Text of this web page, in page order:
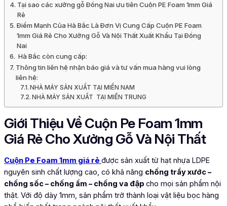
Tại sao các xưởng gỗ Đồng Nai ưu tiên Cuộn PE Foam 1mm Giá
Rẻ
Điểm Mạnh Của Hà Bắc Là Đơn Vị Cung Cấp Cuộn PE Foam
1mm Giá Rẻ Cho Xưởng Gỗ Và Nội Thất Xuất Khẩu Tại Đồng
Nai
Hà Bắc còn cung cấp:
Thông tin liên hệ nhận báo giá và tư vấn mua hàng vui lòng
liên hệ:
NHÀ MÁY SẢN XUẤT TẠI MIỀN NAM
NHÀ MÁY SẢN XUẤT TẠI MIỀN TRUNG
Giới Thiệu Về Cuộn Pe Foam 1mm
Giá Rẻ Cho Xưởng Gỗ Và Nội Thất
Cuộn Pe Foam 1mm giá rẻ được sản xuất từ hạt nhựa LDPE
nguyên sinh chất lượng cao, có khả năng chống trầy xước –
chống sốc – chống ấm – chống va đập cho mọi sản phẩm nội
thật. Với độ dày 1mm, sản phẩm trờ thành loại vật liệu bọc hàng